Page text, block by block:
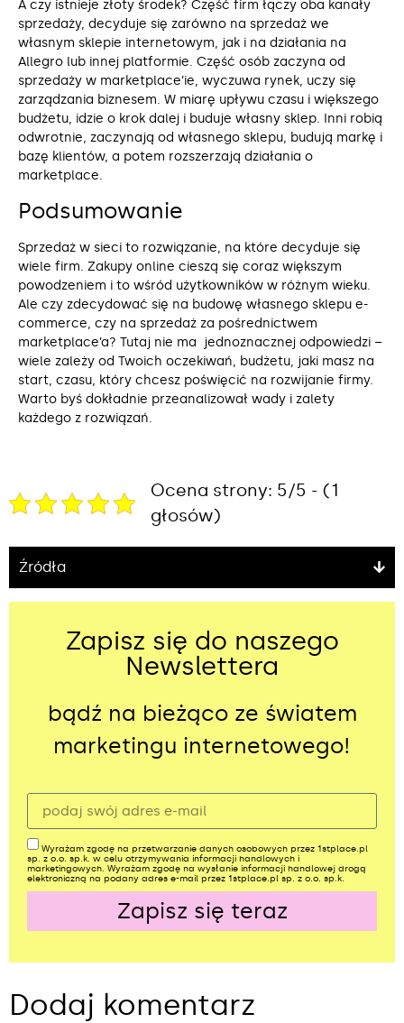
A czy istnieje złoty środek? Część firm łączy oba kanały
sprzedaży, decyduje się zarówno na sprzedaż we
własnym sklepie internetowym, jak i na działania na
Allegro lub innej platformie. Część osób zaczyna od
sprzedaży w marketplace’ie, wyczuwa rynek, uczy się
zarządzania biznesem. W miarę upływu czasu i większego
budżetu, idzie o krok dalej i buduje własny sklep. Inni robią
odwrotnie, zaczynają od własnego sklepu, budują markę i
bazę klientów, a potem rozszerzają działania o
marketplace.
Podsumowanie
Sprzedaż w sieci to rozwiązanie, na które decyduje się
wiele firm. Zakupy online cieszą się coraz większym
powodzeniem i to wśród użytkowników w różnym wieku.
Ale czy zdecydować się na budowę własnego sklepu e-
commerce, czy na sprzedaż za pośrednictwem
marketplace’a? Tutaj nie ma jednoznacznej odpowiedzi –
wiele zależy od Twoich oczekiwań, budżetu, jaki masz na
start, czasu, który chcesz poświęcić na rozwijanie firmy.
Warto byś dokładnie przeanalizował wady i zalety
każdego z rozwiązań.
Ocena strony: 5/5 - (1
głosów)
Źródła
Zapisz się do naszego
Newslettera
bądź na bieżąco ze światem
marketingu internetowego!
Wyrażam zgodę na przetwarzanie danych osobowych przez 1stplace.pl
sp. z o.o. sp.k. w celu otrzymywania informacji handlowych i
marketingowych. Wyrażam zgodę na wysłanie informacji handlowej drogą
elektroniczną na podany adres e-mail przez 1stplace.pl sp. z o.o. sp.k.
Zapisz się teraz
Dodaj komentarz